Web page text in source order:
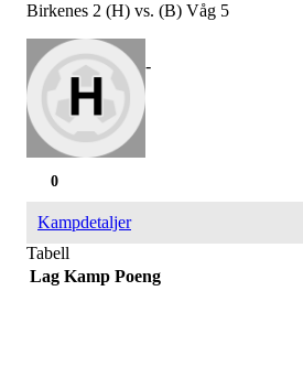
Birkenes 2 (H) vs. (B) Våg 5
-
0
Kampdetaljer
Tabell
Lag Kamp Poeng